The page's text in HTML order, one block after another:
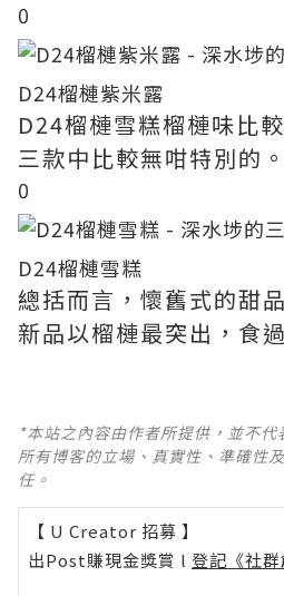
0
D24榴槤紫米露
D24榴槤雪糕榴槤味比
三款中比較無咁特別的。
0
D24榴槤雪糕
總括而言，懷舊式的甜
新品以榴槤最突出，食
*本站之內容由作者所提供，並不
所有博客的立場、真實性、準確性
任。
【 U Creator 招募 】
出Post賺現金獎賞 l 登記《社群